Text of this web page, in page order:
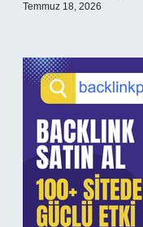
Temmuz 18, 2026